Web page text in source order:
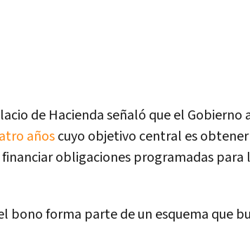
de Hacienda señaló que el Gobierno
añoscuyo objetivo central es
obligaciones programadas para
bono forma parte de un esquema que